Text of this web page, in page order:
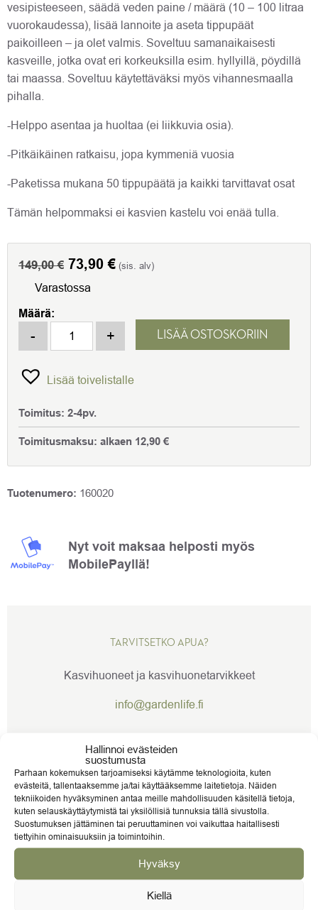
Hallinnoi evästeiden
suostumusta
Parhaan kokemuksen tarjoamiseksi käytämme teknologioita, kuten
evästeitä, tallentaaksemme ja/tai käyttääksemme laitetietoja. Näiden
tekniikoiden hyväksyminen antaa meille mahdollisuuden käsitellä tietoja,
kuten selauskäyttäytymistä tai yksilöllisiä tunnuksia tällä sivustolla.
Suostumuksen jättäminen tai peruuttaminen voi vaikuttaa haitallisesti
tiettyihin ominaisuuksiin ja toimintoihin.
Hyväksy
Kiellä
vesipisteeseen, säädä veden paine / määrä (10 – 100 litraa
vuorokaudessa), lisää lannoite ja aseta tippupäät
paikoilleen – ja olet valmis. Soveltuu samanaikaisesti
kasveille, jotka ovat eri korkeuksilla esim. hyllyillä, pöydillä
tai maassa. Soveltuu käytettäväksi myös vihannesmaalla
pihalla.
-Helppo asentaa ja huoltaa (ei liikkuvia osia).
-Pitkäikäinen ratkaisu, jopa kymmeniä vuosia
-Paketissa mukana 50 tippupäätä ja kaikki tarvittavat osat
Tämän helpommaksi ei kasvien kastelu voi enää tulla.
149,00€ Alkuperäinen
hinta
149,00 €.
73,90€Nykyinen
73,90 €.
(sis. alv)
Varastossa
Määrä:
VITAVIA HYDROMAT TIPPUVESIJÄRJESTELMÄ
- + LISÄÄ OSTOSKORIIN
Lisää toivelistalle
Toimitus: 2-4pv.
Toimitusmaksu: alkaen 12,90 €
Tuotenumero: 160020
Nyt voit maksaa helposti myös
MobilePayllä!
TARVITSETKO APUA?
Kasvihuoneet ja kasvihuonetarvikkeet
info@gardenlife.fi
ARVIOT (0)
ARVIOT
Tuotearvioita ei vielä ole.
Kirjoita ensimmäinen arvio tuotteelle “VITAVIA
HYDROMAT TIPPUVESIJÄRJESTELMÄ